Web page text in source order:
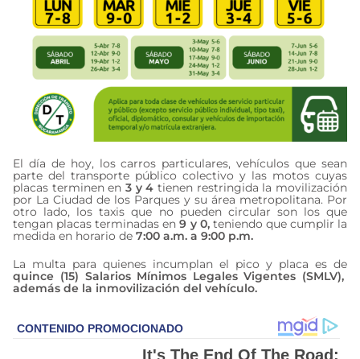
El día de hoy, los carros particulares, vehículos que sean
parte del transporte público colectivo y las motos cuyas
placas terminen en 3 y 4 tienen restringida la movilización
por La Ciudad de los Parques y su área metropolitana. Por
otro lado, los taxis que no pueden circular son los que
tengan placas terminadas en 9 y 0,teniendo que cumplir la
medida en horario de 7:00 a.m. a 9:00 p.m.
La multa para quienes incumplan el pico y placa es de
quince (15) Salarios Mínimos Legales Vigentes (SMLV),
además de la inmovilización del vehículo.